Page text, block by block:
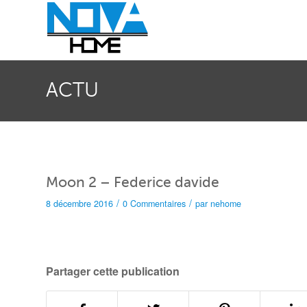
ACTU
Moon 2 – Federice davide
8 décembre 2016 / 0 Commentaires / par nehome
Partager cette publication